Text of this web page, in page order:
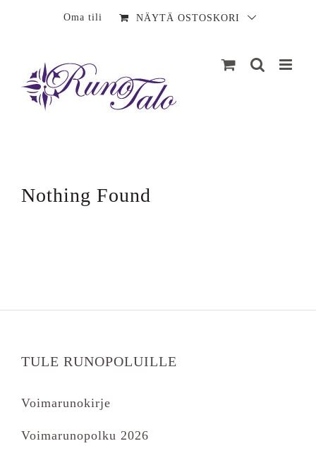
Oma tili NÄYTÄ OSTOSKORI
Nothing Found
TULE RUNOPOLUILLE
Voimarunokirje
Voimarunopolku 2026